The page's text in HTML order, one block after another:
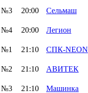
№3 20:00 Сельмаш
№4 20:00 Легион
№1 21:10 СПК-NEON
№2 21:10 АВИТЕК
№3 21:10 Машинка